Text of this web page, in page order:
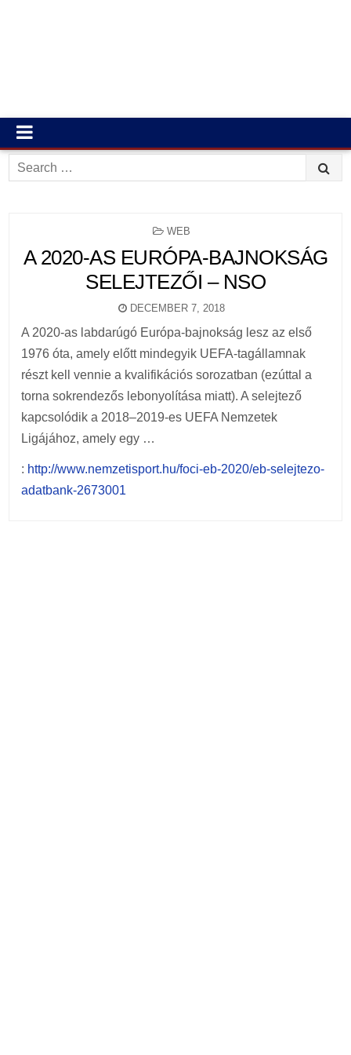
Search
for:
POSTED
WEB
A 2020-AS EURÓPA-BAJNOKSÁG
SELEJTEZŐI – NSO
DECEMBER 7, 2018
A 2020-as labdarúgó Európa-bajnokság lesz az első
1976 óta, amely előtt mindegyik UEFA-tagállamnak
részt kell vennie a kvalifikációs sorozatban (ezúttal a
torna sokrendezős lebonyolítása miatt). A selejtező
kapcsolódik a 2018–2019-es UEFA Nemzetek
Ligájához, amely egy …
: http://www.nemzetisport.hu/foci-eb-2020/eb-selejtezo-
adatbank-2673001